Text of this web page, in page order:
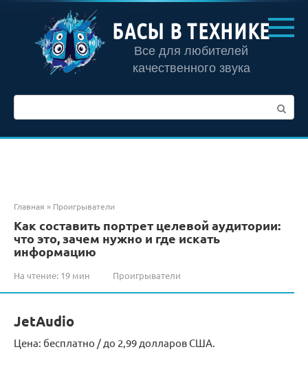
контенту
БАСЫ В ТЕХНИКЕ
Все для любителей
качественного звука
Главная » Проигрыватели
Как составить портрет целевой аудитории:
что это, зачем нужно и где искать
информацию
На чтение: 19 мин Проигрыватели
JetAudio
Цена: бесплатно / до 2,99 долларов США.